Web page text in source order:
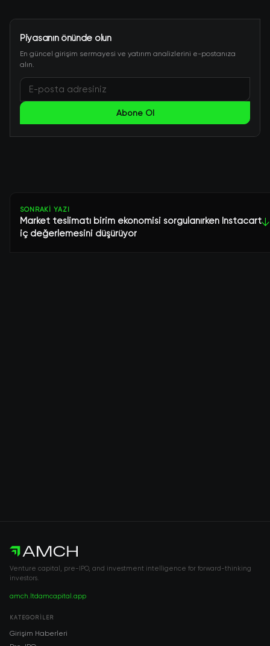
Piyasanın önünde olun
En güncel girişim sermayesi ve yatırım analizlerini e-postanıza
alın.
Abone Ol
SONRAKI YAZI
Market teslimatı birim ekonomisi sorgulanırken Instacart
iç değerlemesini düşürüyor
↓
Venture capital, pre-IPO, and investment intelligence for forward-thinking
investors.
amch.ltdamcapital.app
KATEGORILER
Girişim Haberleri